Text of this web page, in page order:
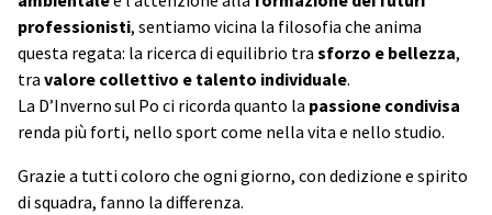
professionisti, sentiamo vicina la filosofia che anima
questa regata: la ricerca di equilibrio tra sforzo e bellezza,
tra valore collettivo e talento individuale.
La D’Inverno sul Po ci ricorda quanto la passione condivisa
renda più forti, nello sport come nella vita e nello studio.
Grazie a tutti coloro che ogni giorno, con dedizione e spirito
di squadra, fanno la differenza.